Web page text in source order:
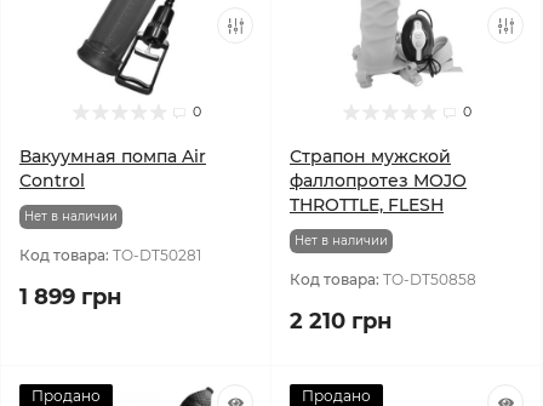
0
Вакуумная помпа Air
Control
Нет в наличии
Код товара: TO-DT50281
1 899 грн
0
Страпон мужской
фаллопротез MOJO
THROTTLE, FLESH
Нет в наличии
Код товара: TO-DT50858
2 210 грн
Продано Продано